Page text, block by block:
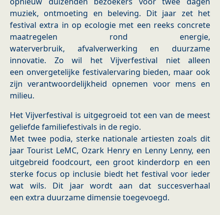
muziek, ontmoeting en beleving. Dit jaar zet het
festival extra in op ecologie met een reeks concrete
maatregelen rond energie,
waterverbruik, afvalverwerking en duurzame
innovatie. Zo wil het Vijverfestival niet alleen
een onvergetelijke festivalervaring bieden, maar ook
zijn verantwoordelijkheid opnemen voor mens en
milieu.
Het Vijverfestival is uitgegroeid tot een van de meest
geliefde familiefestivals in de regio.
Met twee podia, sterke nationale artiesten zoals dit
jaar Tourist LeMC, Ozark Henry en Lenny Lenny, een
uitgebreid foodcourt, een groot kinderdorp en een
sterke focus op inclusie biedt het festival voor ieder
wat wils. Dit jaar wordt aan dat succesverhaal
een extra duurzame dimensie toegevoegd.